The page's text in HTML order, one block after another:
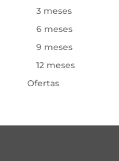
3 meses
6 meses
9 meses
12 meses
Ofertas